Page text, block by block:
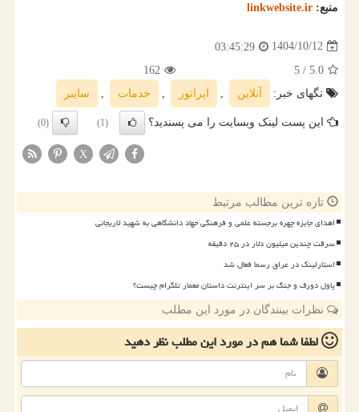
منبع: linkwebsite.ir
1404/10/12
03:45:29
5.0
/ 5
162
تگهای خبر:
آنلاین اپراتور خدمات سایبر
این پست لینک وبسایت را می پسندید؟ (1)
(0)
X
تازه ترین مطالب مرتبط
اهدای جایزه چهره برجسته علمی و فرهنگی جهاد دانشگاهی به شهید لاریجانی
سرقت چندین میلیون دلار در ۲۵ دقیقه
استارلینک در عراق رسما فعال شد
پاول دورف و جنگ بر سر اینترنت داستان معمار تلگرام چیست؟
نظرات بینندگان در مورد این مطلب
لطفا شما همدر مورد این مطلبنظر دهید